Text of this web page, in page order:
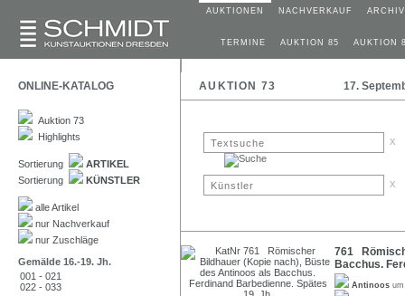
AUKTIONEN NACHVERKAUF ARCHIV
TERMINE AUKTION 85 AUKTION
ONLINE-KATALOG AUKTION 73 17.
Auktion 73
Highlights
Sortierung
ARTIKEL
Sortierung
KÜNSTLER
alle Artikel
nur Nachverkauf
nur Zuschläge
Gemälde 16.-19. Jh.
001 - 021
022 - 033
x
x
761
Bacchus.
Antinoos